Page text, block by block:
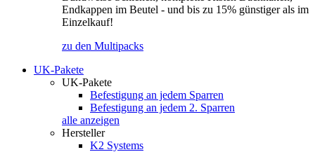
Endkappen im Beutel - und bis zu 15% günstiger als im
Einzelkauf!
zu den Multipacks
UK-Pakete
UK-Pakete
Befestigung an jedem Sparren
Befestigung an jedem 2. Sparren
alle anzeigen
Hersteller
K2 Systems